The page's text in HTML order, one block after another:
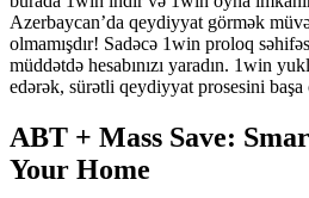
Azerbaycan’da qeydiyyat görmək
olmamışdır! Sadəcə 1win proloq
müddətdə hesabınızı yaradın. 1win
edərək, sürətli qeydiyyat prosesini başa
ABT + Mass Save:
Your Home